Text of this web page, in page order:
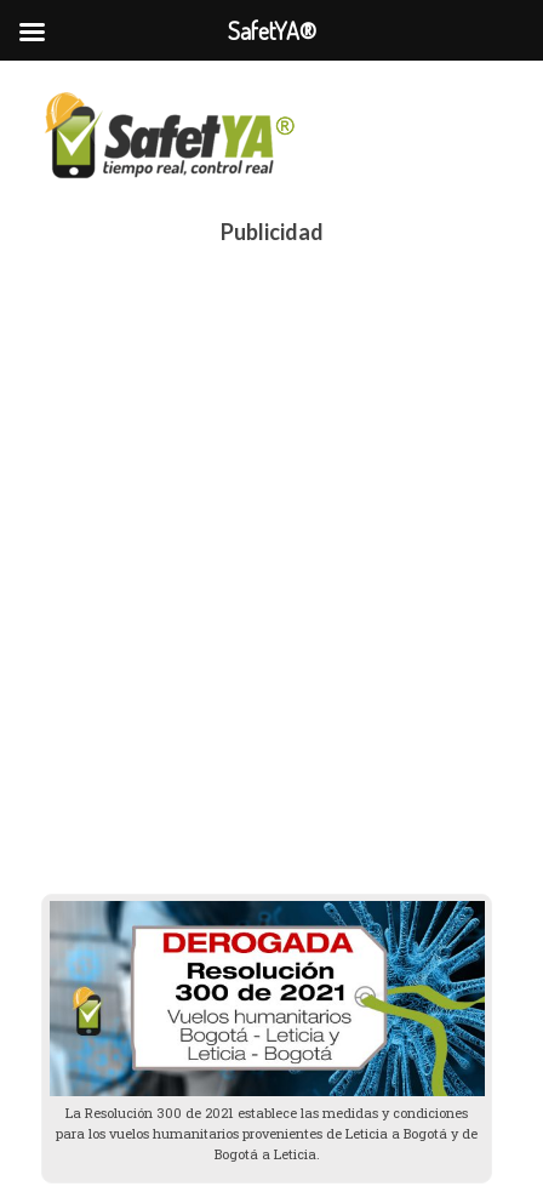
Publicidad
La Resolución 300 de 2021 establece las medidas y condiciones
para los vuelos humanitarios provenientes de Leticia a Bogotá y de
Bogotá a Leticia.
SafetYA®